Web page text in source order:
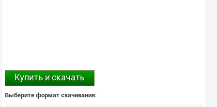
Купить и скачать
Выберите формат скачивания: